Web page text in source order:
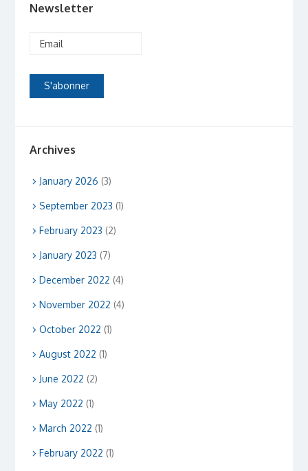
Newsletter
Archives
January 2026 (3)
September 2023 (1)
February 2023 (2)
January 2023 (7)
December 2022 (4)
November 2022 (4)
October 2022 (1)
August 2022 (1)
June 2022 (2)
May 2022 (1)
March 2022 (1)
February 2022 (1)